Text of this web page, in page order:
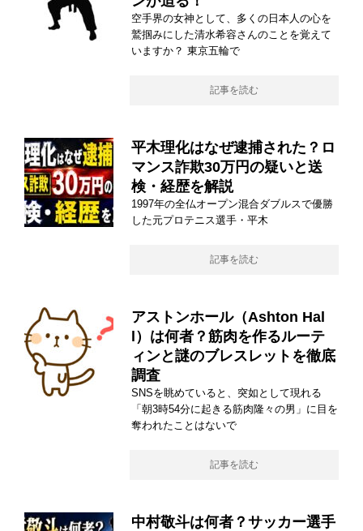
空手界の女神として、多くの日本人の心を
鷲掴みにした清水希容さんのことを覚えて
いますか？ 東京五輪で
記事を読む
平木理化はなぜ逮捕された？ロ
マンス詐欺30万円の疑いと送
検・経歴を解説
1997年の全仏オープン混合ダブルスで優勝
した元プロテニス選手・平木
記事を読む
アストンホール（Ashton Hal
l）は何者？筋肉を作るルーテ
ィンと謎のブレスレットを徹底
調査
SNSを眺めていると、突如として現れる
「朝3時54分に起きる筋肉隆々の男」に目を
奪われたことはないで
記事を読む
中村敬斗は何者？サッカー選手